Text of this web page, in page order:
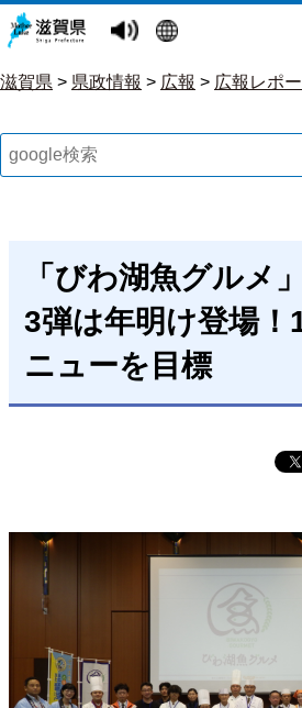
滋賀県 > 県政情報 > 広報 > 広報レポー
「びわ湖魚グルメ
3弾は年明け登場！
ニューを目標